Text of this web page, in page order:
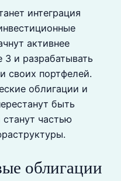
интеграция
активнее
и разрабатывать
своих портфелей.
облигации и
быть
частью
облигации